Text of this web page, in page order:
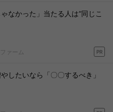
ゃなかった」当たる人は“同じこ
ァーム PR
したいなら「〇〇するべき」